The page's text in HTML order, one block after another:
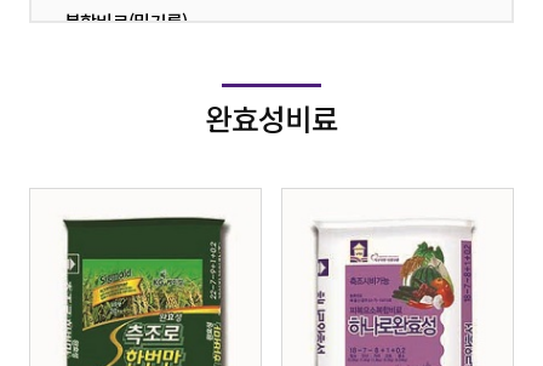
복합비료(밑거름)
·단비
친환경
완효성비료